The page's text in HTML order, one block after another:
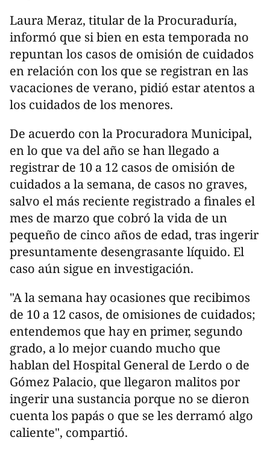
Laura Meraz, titular de la Procuraduría,
informó que si bien en esta temporada no
repuntan los casos de omisión de cuidados
en relación con los que se registran en las
vacaciones de verano, pidió estar atentos a
los cuidados de los menores.
De acuerdo con la Procuradora Municipal,
en lo que va del año se han llegado a
registrar de 10 a 12 casos de omisión de
cuidados a la semana, de casos no graves,
salvo el más reciente registrado a finales el
mes de marzo que cobró la vida de un
pequeño de cinco años de edad, tras ingerir
presuntamente desengrasante líquido. El
caso aún sigue en investigación.
"A la semana hay ocasiones que recibimos
de 10 a 12 casos, de omisiones de cuidados;
entendemos que hay en primer, segundo
grado, a lo mejor cuando mucho que
hablan del Hospital General de Lerdo o de
Gómez Palacio, que llegaron malitos por
ingerir una sustancia porque no se dieron
cuenta los papás o que se les derramó algo
caliente", compartió.